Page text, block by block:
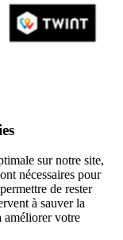
sur notre site,
nécessaires pour
de rester
à sauver la
améliorer votre